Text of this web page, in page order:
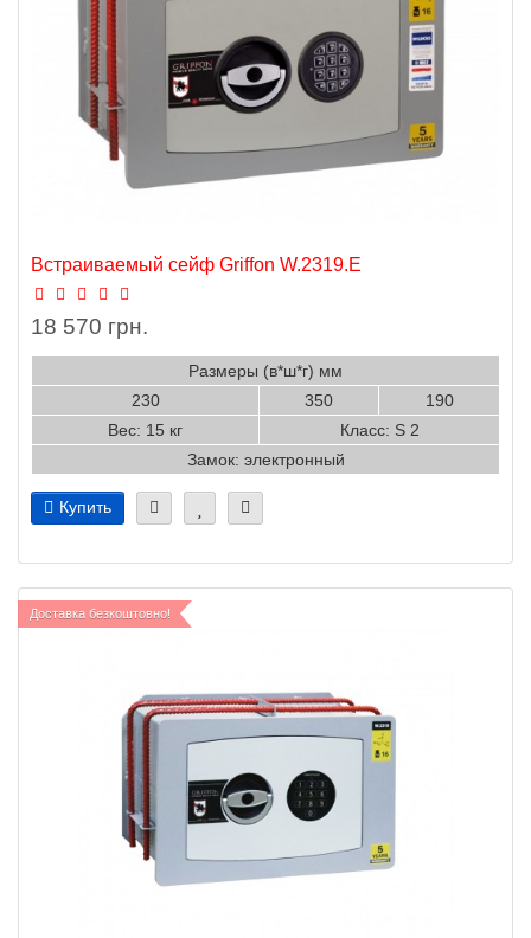
Встраиваемый сейф Griffon W.2319.Е
18 570 грн.
Размеры (в*ш*г) мм
230
350
190
Вес: 15 кг
Класс: S 2
Замок: электронный
Купить
Доставка безкоштовно!